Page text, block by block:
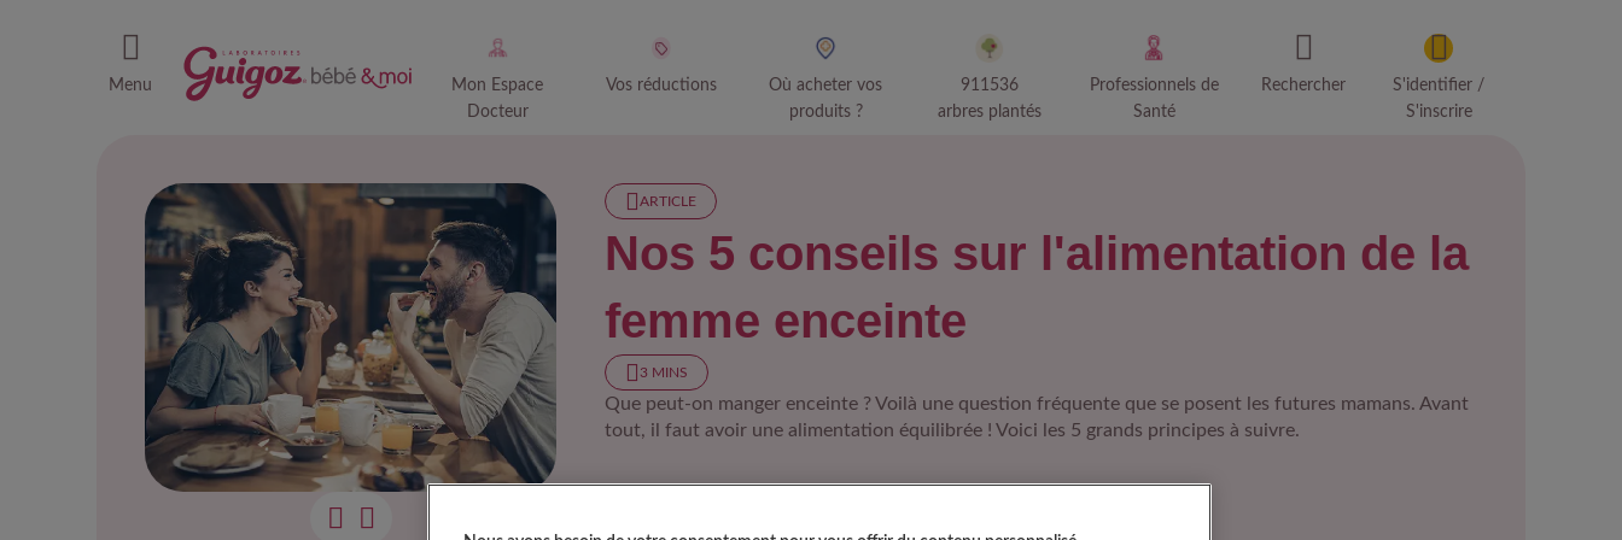
Menu
Mon Espace
Docteur
Vos réductions
Où acheter vos
produits ?
911536
arbres plantés
Professionnels de
Santé
Rechercher
S'identifier /
S'inscrire
ARTICLE
Nos 5 conseils sur l'alimentation de la
femme enceinte
3 MINS
Que peut-on manger enceinte ? Voilà une question fréquente que se posent les futures mamans. Avant
tout, il faut avoir une alimentation équilibrée ! Voici les 5 grands principes à suivre.